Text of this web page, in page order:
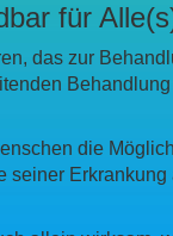
für
das zur
die
seiner